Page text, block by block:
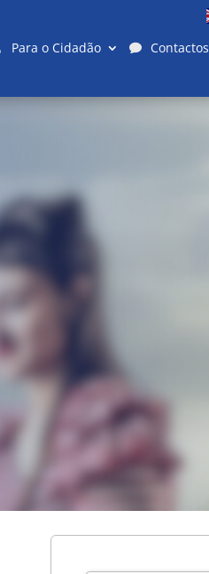
Para o Cidadão Contactos